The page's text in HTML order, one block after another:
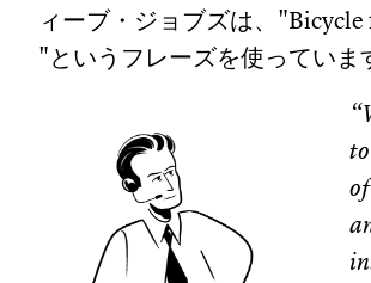
ィーブ・ジョブズは、
"というフレーズを使っていま